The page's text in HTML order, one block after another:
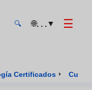
🔍 🌐. . .▼ ☰
Certificados › Curso